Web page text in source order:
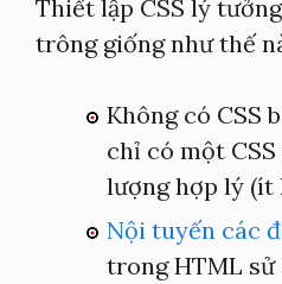
Thiết lập CSS lý
trông giống như thế
Không có CSS
chỉ có một
lượng hợp lý (ít
Nội tuyến các
trong HTML